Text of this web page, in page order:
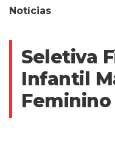
Notícias
Seletiva
Infantil
Feminino